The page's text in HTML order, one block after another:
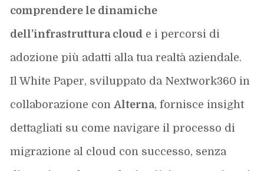
comprendere le dinamiche
dell’infrastruttura cloud e i percorsi di
adozione più adatti alla tua realtà aziendale.
Il White Paper, sviluppato da Nextwork360 in
collaborazione conAlterna, fornisce insight
dettagliati su come navigare il processo di
migrazione al cloud con successo, senza